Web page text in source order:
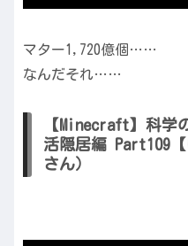
マター1,720億個……
なんだそれ……
【Minecraft】科学
活隠居編 Part109
さん）